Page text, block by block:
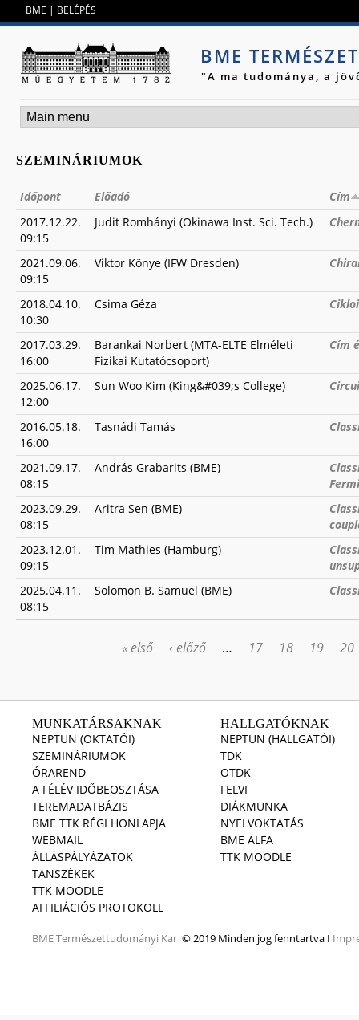
BME | BELÉPÉS
BME
"A ma tudománya, a
SZEMINÁRIUMOK
Időpont Előadó
Cím
2017.12.22.
09:15
Judit Romhányi (Okinawa Inst. Sci. Tech.)
2021.09.06.
09:15
Viktor Könye (IFW Dresden)
2018.04.10.
10:30
Csima Géza
2017.03.29.
16:00
Barankai Norbert (MTA-ELTE Elméleti
Fizikai Kutatócsoport)
Cím
2025.06.17.
12:00
Sun Woo Kim (King&#039;s College)
2016.05.18.
16:00
Tasnádi Tamás
2021.09.17.
08:15
András Grabarits (BME)
2023.09.29.
08:15
Aritra Sen (BME)
2023.12.01.
09:15
Tim Mathies (Hamburg)
2025.04.11.
08:15
Solomon B. Samuel (BME)
« első ‹ előző … 17 18 19 20
MUNKATÁRSAKNAK
NEPTUN (OKTATÓI)
SZEMINÁRIUMOK
ÓRAREND
A FÉLÉV IDŐBEOSZTÁSA
TEREMADATBÁZIS
BME TTK RÉGI HONLAPJA
WEBMAIL
ÁLLÁSPÁLYÁZATOK
TANSZÉKEK
TTK MOODLE
AFFILIÁCIÓS PROTOKOLL
BMETermészettudományi Kar © 2019 Minden jog fenntartva I
HALLGATÓKNAK
NEPTUN (HALLGATÓI)
TDK
OTDK
FELVI
DIÁKMUNKA
NYELVOKTATÁS
BME ALFA
TTK MOODLE